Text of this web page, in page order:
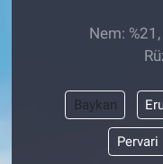
Nem:
Baykan
Pervari